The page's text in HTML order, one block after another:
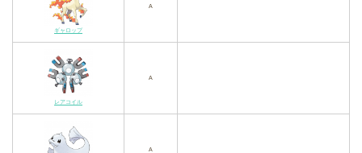
ギャロップ
A
レアコイル
A
A